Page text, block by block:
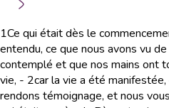
1Ce qui était dès le
entendu, ce que nous avons vu
contemplé et que nos mains ont
vie, - 2car la vie a été
rendons témoignage, et nous